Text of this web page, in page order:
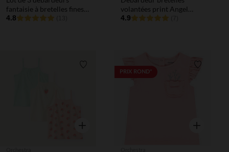
fantaisie à bretelles fines
pour bébé fille
4.8
volantées print Angel
Disney fille
4.9
Liste de souhaits
Aperçu rapide
PRIX ROND*
Aperçu